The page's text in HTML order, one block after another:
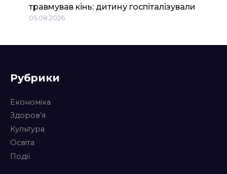
травмував кінь: дитину госпіталізували
05.08.2026
Рубрики
Економіка
Здоров’я
Культура
Освіта
Події